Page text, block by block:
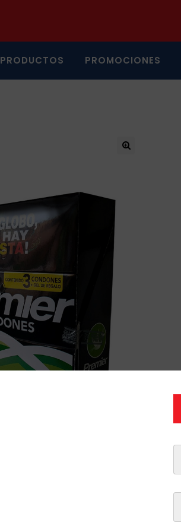
PRODUCTOS PROMOCIONES